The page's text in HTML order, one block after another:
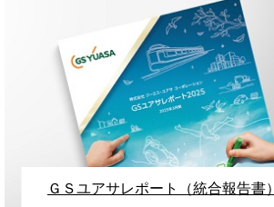
ＧＳユアサレポート（統合報告書）